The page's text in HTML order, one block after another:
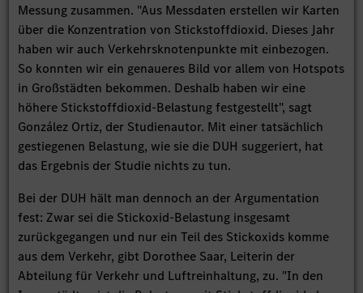
Messung zusammen. "Aus Messdaten erstellen wir Karten
über die Konzentration von Stickstoffdioxid. Dieses Jahr
haben wir auch Verkehrsknotenpunkte mit einbezogen.
So konnten wir ein genaueres Bild vor allem von Hotspots
in Großstädten bekommen. Deshalb haben wir eine
höhere Stickstoffdioxid-Belastung festgestellt", sagt
González Ortiz, der Studienautor. Mit einer tatsächlich
gestiegenen Belastung, wie sie die DUH suggeriert, hat
das Ergebnis der Studie nichts zu tun.
Bei der DUH hält man dennoch an der Argumentation
fest: Zwar sei die Stickoxid-Belastung insgesamt
zurückgegangen und nur ein Teil des Stickoxids komme
aus dem Verkehr, gibt Dorothee Saar, Leiterin der
Abteilung für Verkehr und Luftreinhaltung, zu. "In den